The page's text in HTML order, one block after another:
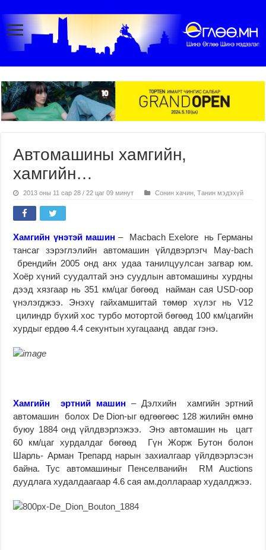
Автомашины хамгийн,
хамгийн…
2013 оны 11 сар 28 / 22 цаг 09 минут Сонин хачин ,Танин мэдэхүй
Хамгийн үнэтэй машин – Macbach Exelore нь Германы
тансаг зэрэглэлийн автомашин үйлдвэрлэгч Маy-bach
брендийн 2005 онд анх удаа танилцуулсан загвар юм.
Хоёр хүний суудалтай энэ суудлын автомашины хурдны
дээд хязгаар нь 351 км/цаг бөгөөд найман сая USD-оор
үнэлэгджээ. Энэхү гайхамшигтай төмөр хүлэг нь V12
цилиндр бүхий хос турбо мотортой бөгөөд 100 км/цагийн
хурдыг ердөө 4.4 секунтын хугацаанд авдаг гэнэ.
Хамгийн эртний машин – Дэлхийн хамгийн эртний
автомашин болох De Dion-ыг өдгөөгөөс 128 жилийн өмнө
буюу 1884 онд үйлдвэрлэжээ. Энэ автомашин нь цагт
60 км/цаг хурдалдаг бөгөөд Гүн Жорж Бутон болон
Шарль- Арман Трепард нарын захиалгаар үйлдвэрлэсэн
байна. Тус автомашиныг Пенселванийн RM Auctions
дуудлага худалдаагаар 4.6 сая ам.доллараар худалджээ.